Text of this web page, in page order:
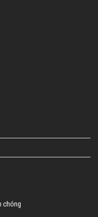
chóng